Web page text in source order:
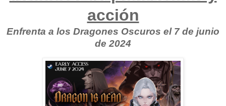
acción
Enfrenta a los Dragones Oscuros el 7 de junio
de 2024